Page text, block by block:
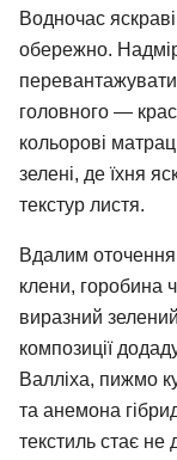
Водночас
обережно.
перевантажувати
головного —
кольорові
зелені, де їхня
текстур листя.
Вдалим
клени, горобина
виразний
композиції
Валліха, пижмо
та анемона
текстиль стає